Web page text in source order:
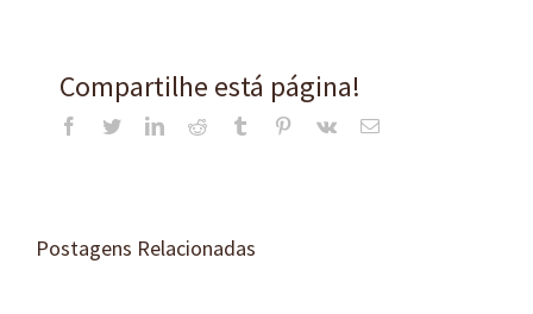
Compartilhe está página!
Facebook
TwitterLinkedInReddit Tumblr Pinterest
Vk
E-
Postagens Relacionadas